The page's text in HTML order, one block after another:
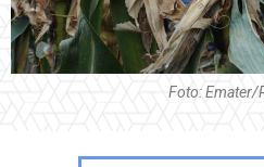
Foto: Emater/